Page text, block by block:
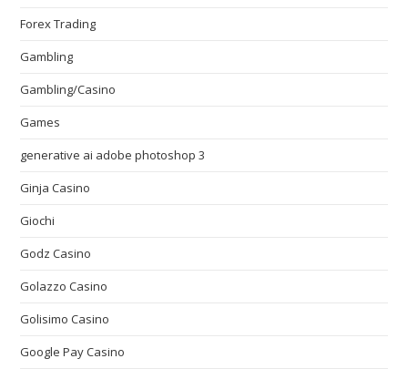
Forex Trading
Gambling
Gambling/Casino
Games
generative ai adobe photoshop 3
Ginja Casino
Giochi
Godz Casino
Golazzo Casino
Golisimo Casino
Google Pay Casino